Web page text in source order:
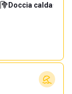
Doccia calda·